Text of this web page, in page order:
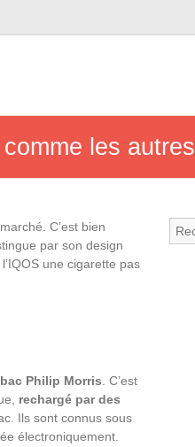
les autres
C’est bien
par son design
une cigarette pas
Philip Morris . C’est
rechargé par des
Ils sont connus sous
électroniquement.